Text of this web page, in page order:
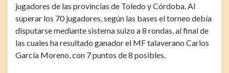
jugadores de las provincias de Toledo y Córdoba. Al
superar los 70 jugadores, según las bases el torneo debía
disputarse mediante sistema suizo a 8 rondas, al final de
las cuales ha resultado ganador el MF talaverano Carlos
García Moreno, con 7 puntos de 8 posibles.